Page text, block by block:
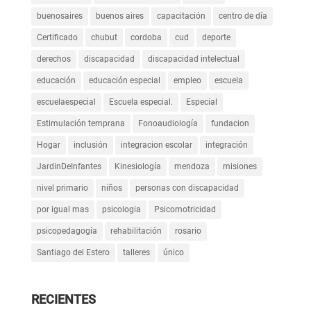
buenosaires buenos aires capacitación centro de día
Certificado chubut cordoba cud deporte
derechos discapacidad discapacidad intelectual
educación educación especial empleo escuela
escuelaespecial Escuela especial. Especial
Estimulación temprana Fonoaudiología fundacion
Hogar inclusión integracion escolar integración
JardinDeInfantes Kinesiología mendoza misiones
nivel primario niños personas con discapacidad
por igual mas psicologia Psicomotricidad
psicopedagogía rehabilitación rosario
Santiago del Estero talleres único
RECIENTES